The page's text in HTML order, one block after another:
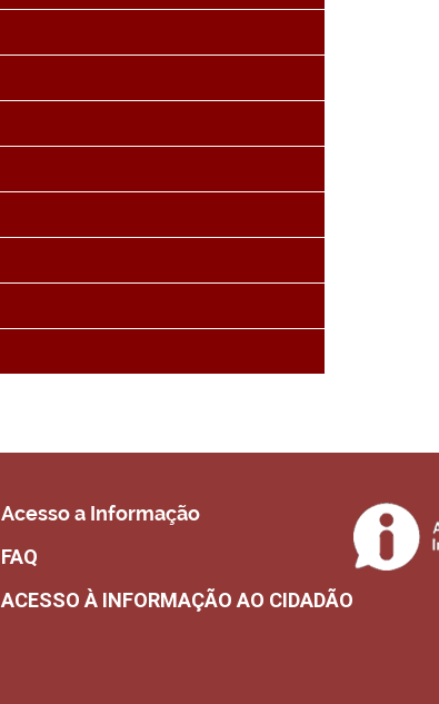
Acesso a Informação
FAQ
ACESSO À INFORMAÇÃO AO CIDADÃO